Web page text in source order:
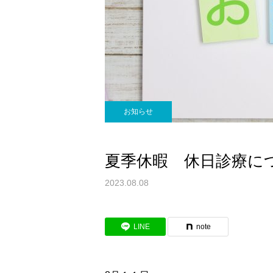
お知らせ
夏季休暇 休日診療に
2023.08.08
LINE note